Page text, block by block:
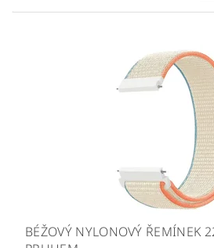
BÉŽOVÝ NYLONOVÝ ŘEMÍNEK